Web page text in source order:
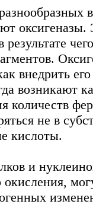
результате
внедрить
возникают
количеств
не в
кислоты.
и